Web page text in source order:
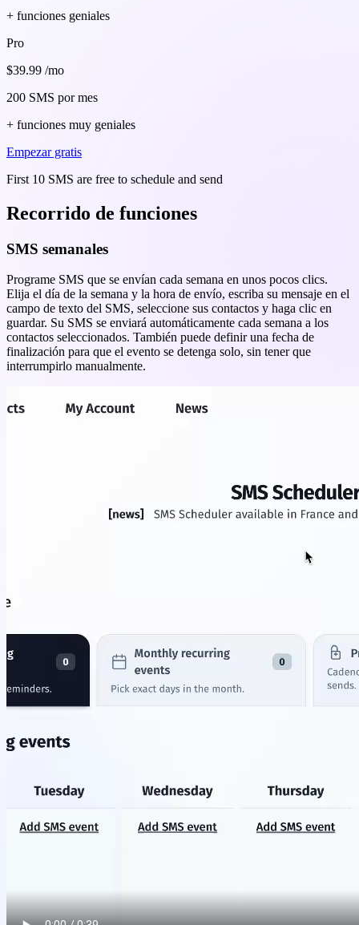
+ funciones geniales
Pro
$39.99 /mo
200 SMS por mes
+ funciones muy geniales
Empezar gratis
First 10 SMS are free to schedule and send
Recorrido de funciones
SMS semanales
Programe SMS que se envían cada semana en unos pocos clics.
Elija el día de la semana y la hora de envío, escriba su mensaje en el
campo de texto del SMS, seleccione sus contactos y haga clic en
guardar. Su SMS se enviará automáticamente cada semana a los
contactos seleccionados. También puede definir una fecha de
finalización para que el evento se detenga solo, sin tener que
interrumpirlo manualmente.